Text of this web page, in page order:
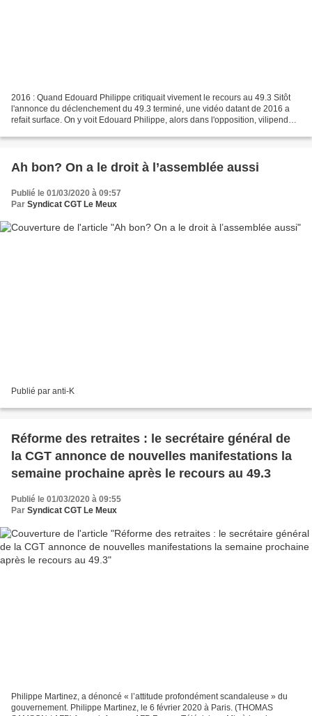
2016 : Quand Edouard Philippe critiquait vivement le recours au 49.3 Sitôt
l'annonce du déclenchement du 49.3 terminé, une vidéo datant de 2016 a
refait surface. On y voit Edouard Philippe, alors dans l'opposition, vilipendait
Ah bon? On a le droit à l’assemblée aussi
Publié le 01/03/2020 à 09:57
Par Syndicat CGT Le Meux
Publié par anti-K
Réforme des retraites : le secrétaire général de
la CGT annonce de nouvelles manifestations la
semaine prochaine après le recours au 49.3
Publié le 01/03/2020 à 09:55
Par Syndicat CGT Le Meux
Philippe Martinez, a dénoncé « l’attitude profondément scandaleuse » du
gouvernement. Philippe Martinez, le 6 février 2020 à Paris. (THOMAS